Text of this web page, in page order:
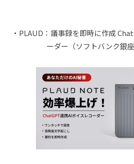
・PLAUD：議事録を即時に作成
ーダー（ソフトバンク銀座